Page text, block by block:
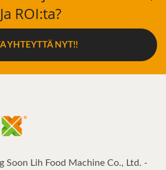
ROI:ta?
YHTEYTTÄ NYT!!
Soon Lih Food Machine Co., Ltd. -